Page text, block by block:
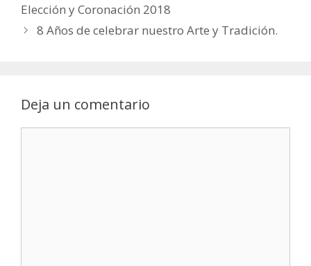
Elección y Coronación 2018
8 Años de celebrar nuestro Arte y Tradición.
Deja un comentario